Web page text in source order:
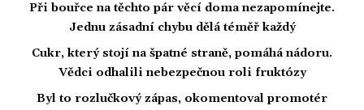
Při bouřce na těchto pár věcí doma nezapomínejte.
Jednu zásadní chybu dělá téměř každý
Cukr, který stojí na špatné straně, pomáhá nádoru.
Vědci odhalili nebezpečnou roli fruktózy
Byl to rozlučkový zápas, okomentoval promotér